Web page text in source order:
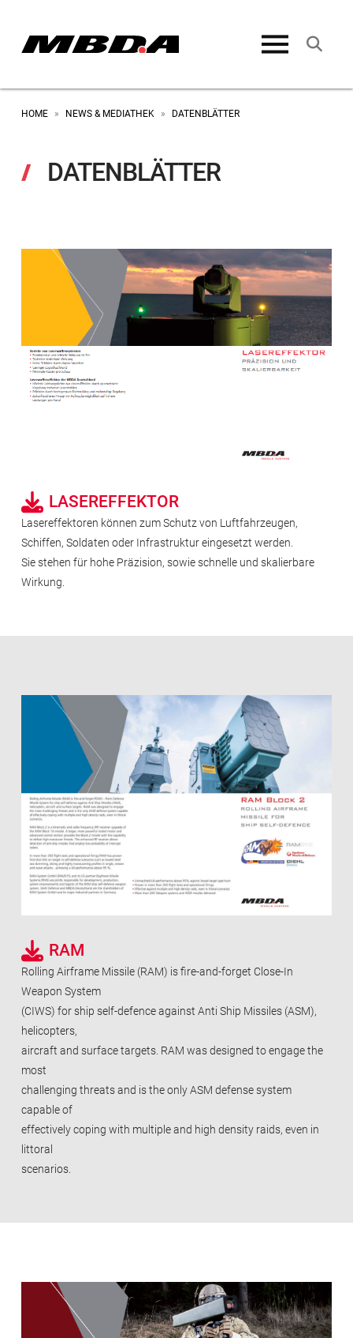
HOME » NEWS & MEDIATHEK » DATENBLÄTTER
DATENBLÄTTER
LASEREFFEKTOR
Lasereffektoren können zum Schutz von Luftfahrzeugen,
Schiffen, Soldaten oder Infrastruktur eingesetzt werden.
Sie stehen für hohe Präzision, sowie schnelle und skalierbare
Wirkung.
RAM
Rolling Airframe Missile (RAM) is fire-and-forget Close-In
Weapon System
(CIWS) for ship self-defence against Anti Ship Missiles (ASM),
helicopters,
aircraft and surface targets. RAM was designed to engage the
most
challenging threats and is the only ASM defense system
capable of
effectively coping with multiple and high density raids, even in
littoral
scenarios.